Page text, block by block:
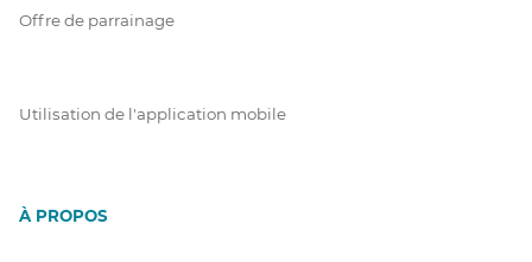
Offre de parrainage
Utilisation de l'application mobile
À PROPOS